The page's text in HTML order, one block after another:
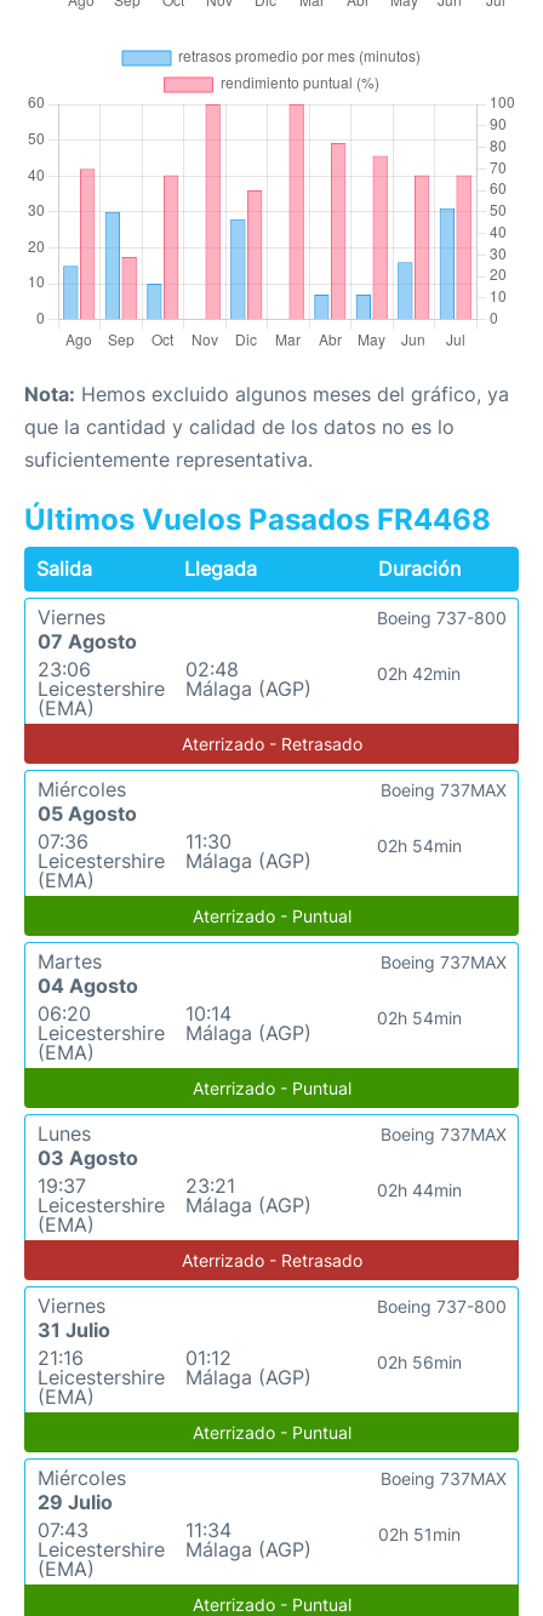
Nota: Hemos excluido algunos meses del gráfico, ya
que la cantidad y calidad de los datos no es lo
suficientemente representativa.
Últimos Vuelos Pasados FR4468
Salida Llegada
Duración
Viernes
07 Agosto
23:06
Leicestershire
(EMA)
02:48
Málaga (AGP)
02h 42min
Boeing 737-800
Aterrizado - Retrasado
Miércoles
05 Agosto
07:36
Leicestershire
(EMA)
11:30
Málaga (AGP)
02h 54min
Boeing 737MAX
Aterrizado - Puntual
Martes
04 Agosto
06:20
Leicestershire
(EMA)
10:14
Málaga (AGP)
02h 54min
Boeing 737MAX
Aterrizado - Puntual
Lunes
03 Agosto
19:37
Leicestershire
(EMA)
23:21
Málaga (AGP)
02h 44min
Boeing 737MAX
Aterrizado - Retrasado
Viernes
31 Julio
21:16
Leicestershire
(EMA)
01:12
Málaga (AGP)
02h 56min
Boeing 737-800
Aterrizado - Puntual
Miércoles
29 Julio
07:43
Leicestershire
(EMA)
11:34
Málaga (AGP)
02h 51min
Boeing 737MAX
Aterrizado - Puntual